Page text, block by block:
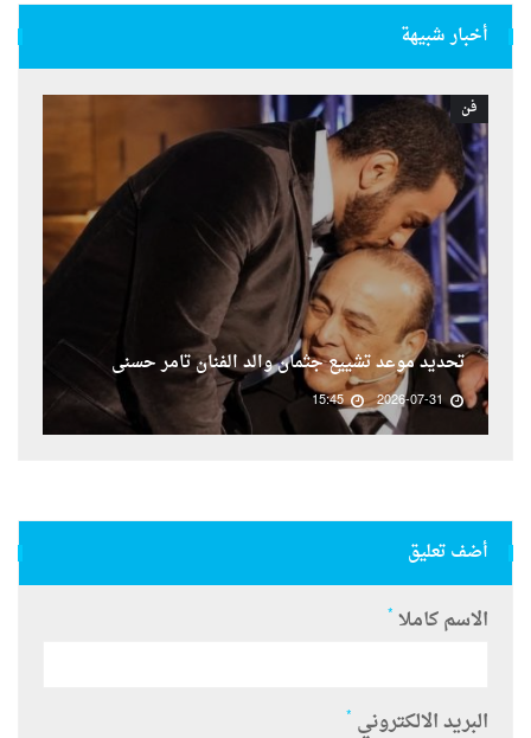
أخبار شبيهة
فن
تحديد موعد تشييع جثمان والد الفنان تامر حسنى
2026-07-31
15:45
أضف تعليق
الاسم كاملا *
البريد الالكتروني *